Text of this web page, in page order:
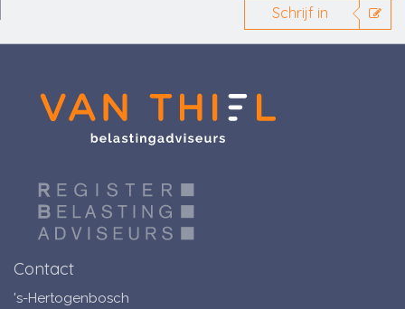
Schrijf in
Contact
's-Hertogenbosch